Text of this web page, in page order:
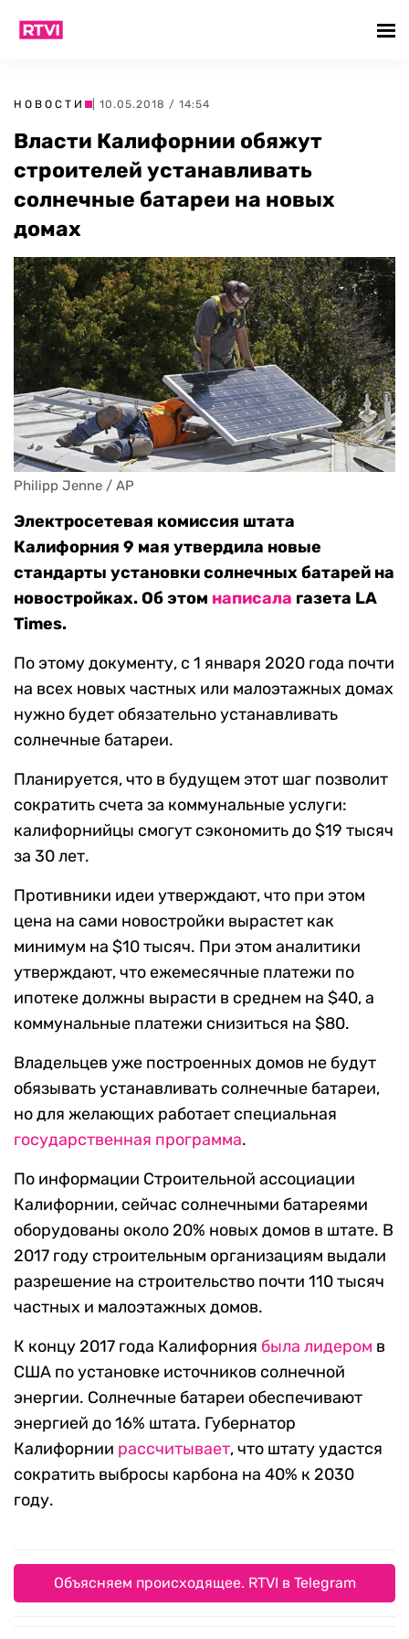
НОВОСТИ | 10.05.2018 / 14:54
Власти Калифорнии обяжут
строителей устанавливать
солнечные батареи на новых
домах
Philipp Jenne / AP
Электросетевая комиссия штата
Калифорния 9 мая утвердила новые
стандарты установки солнечных батарей на
новостройках. Об этом написала газета LA
Times.
По этому документу, с 1 января 2020 года почти
на всех новых частных или малоэтажных домах
нужно будет обязательно устанавливать
солнечные батареи.
Планируется, что в будущем этот шаг позволит
сократить счета за коммунальные услуги:
калифорнийцы смогут сэкономить до $19 тысяч
за 30 лет.
Противники идеи утверждают, что при этом
цена на сами новостройки вырастет как
минимум на $10 тысяч. При этом аналитики
утверждают, что ежемесячные платежи по
ипотеке должны вырасти в среднем на $40, а
коммунальные платежи снизиться на $80.
Владельцев уже построенных домов не будут
обязывать устанавливать солнечные батареи,
но для желающих работает специальная
государственная программа.
По информации Строительной ассоциации
Калифорнии, сейчас солнечными батареями
оборудованы около 20% новых домов в штате. В
2017 году строительным организациям выдали
разрешение на строительство почти 110 тысяч
частных и малоэтажных домов.
К концу 2017 года Калифорния была лидером в
США по установке источников солнечной
энергии. Солнечные батареи обеспечивают
энергией до 16% штата. Губернатор
Калифорнии рассчитывает, что штату удастся
сократить выбросы карбона на 40% к 2030
году.
Объясняем происходящее. RTVI в Telegram